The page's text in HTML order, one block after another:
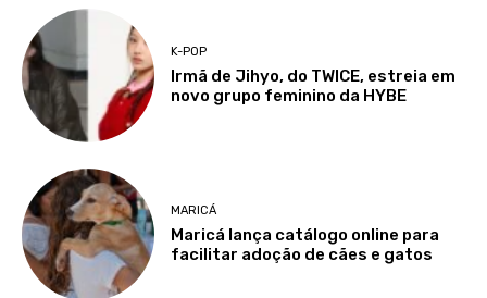
K-POP
Irmã de Jihyo, do TWICE, estreia em
novo grupo feminino da HYBE
MARICÁ
Maricá lança catálogo online para
facilitar adoção de cães e gatos